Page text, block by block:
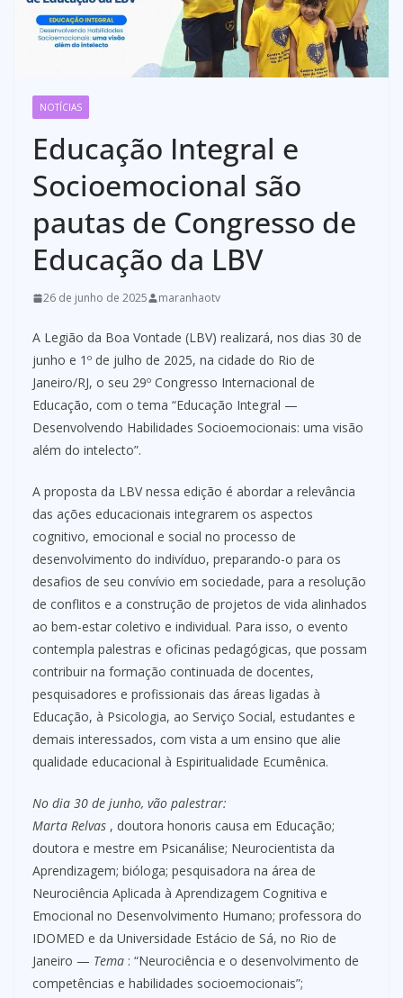
NOTÍCIAS
Educação Integral e
Socioemocional são
pautas de Congresso de
Educação da LBV
26 de junho de 2025 maranhaotv
A Legião da Boa Vontade (LBV) realizará, nos dias 30 de
junho e 1º de julho de 2025, na cidade do Rio de
Janeiro/RJ, o seu 29º Congresso Internacional de
Educação, com o tema “Educação Integral —
Desenvolvendo Habilidades Socioemocionais: uma visão
além do intelecto”.
A proposta da LBV nessa edição é abordar a relevância
das ações educacionais integrarem os aspectos
cognitivo, emocional e social no processo de
desenvolvimento do indivíduo, preparando-o para os
desafios de seu convívio em sociedade, para a resolução
de conflitos e a construção de projetos de vida alinhados
ao bem-estar coletivo e individual. Para isso, o evento
contempla palestras e oficinas pedagógicas, que possam
contribuir na formação continuada de docentes,
pesquisadores e profissionais das áreas ligadas à
Educação, à Psicologia, ao Serviço Social, estudantes e
demais interessados, com vista a um ensino que alie
qualidade educacional à Espiritualidade Ecumênica.
No dia 30 de junho, vão palestrar:
Marta Relvas , doutora honoris causa em Educação;
doutora e mestre em Psicanálise; Neurocientista da
Aprendizagem; bióloga; pesquisadora na área de
Neurociência Aplicada à Aprendizagem Cognitiva e
Emocional no Desenvolvimento Humano; professora do
IDOMED e da Universidade Estácio de Sá, no Rio de
Janeiro — Tema : “Neurociência e o desenvolvimento de
competências e habilidades socioemocionais”;